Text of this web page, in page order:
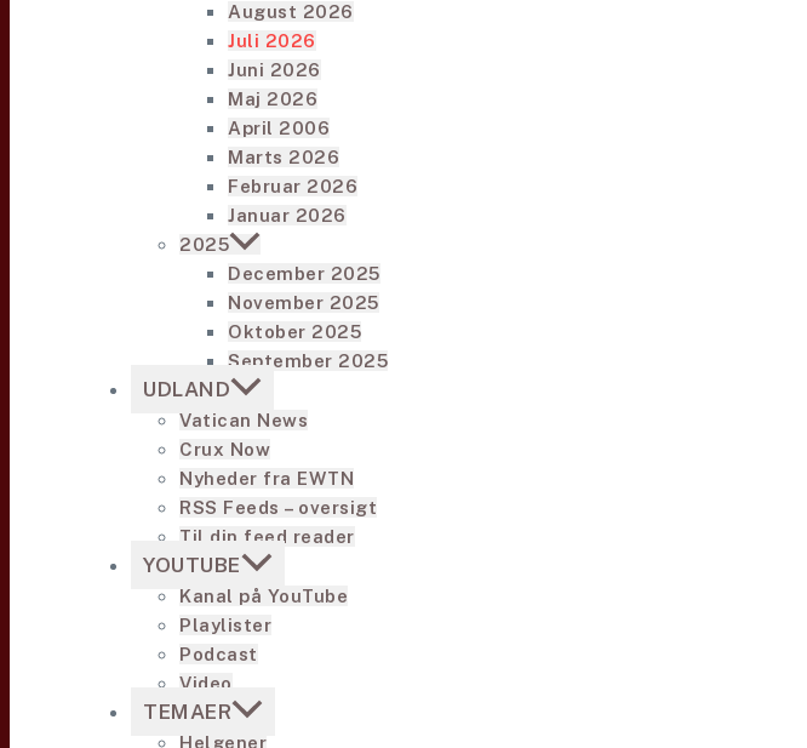
August 2026
Juli 2026
Juni 2026
Maj 2026
April 2006
Marts 2026
Februar 2026
Januar 2026
2025
December 2025
November 2025
Oktober 2025
September 2025
UDLAND
Vatican News
Crux Now
Nyheder fra EWTN
RSS Feeds – oversigt
Til din feed reader
YOUTUBE
Kanal på YouTube
Playlister
Podcast
Video
TEMAER
Helgener